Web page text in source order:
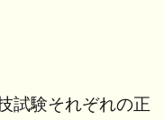
試験それぞれの正